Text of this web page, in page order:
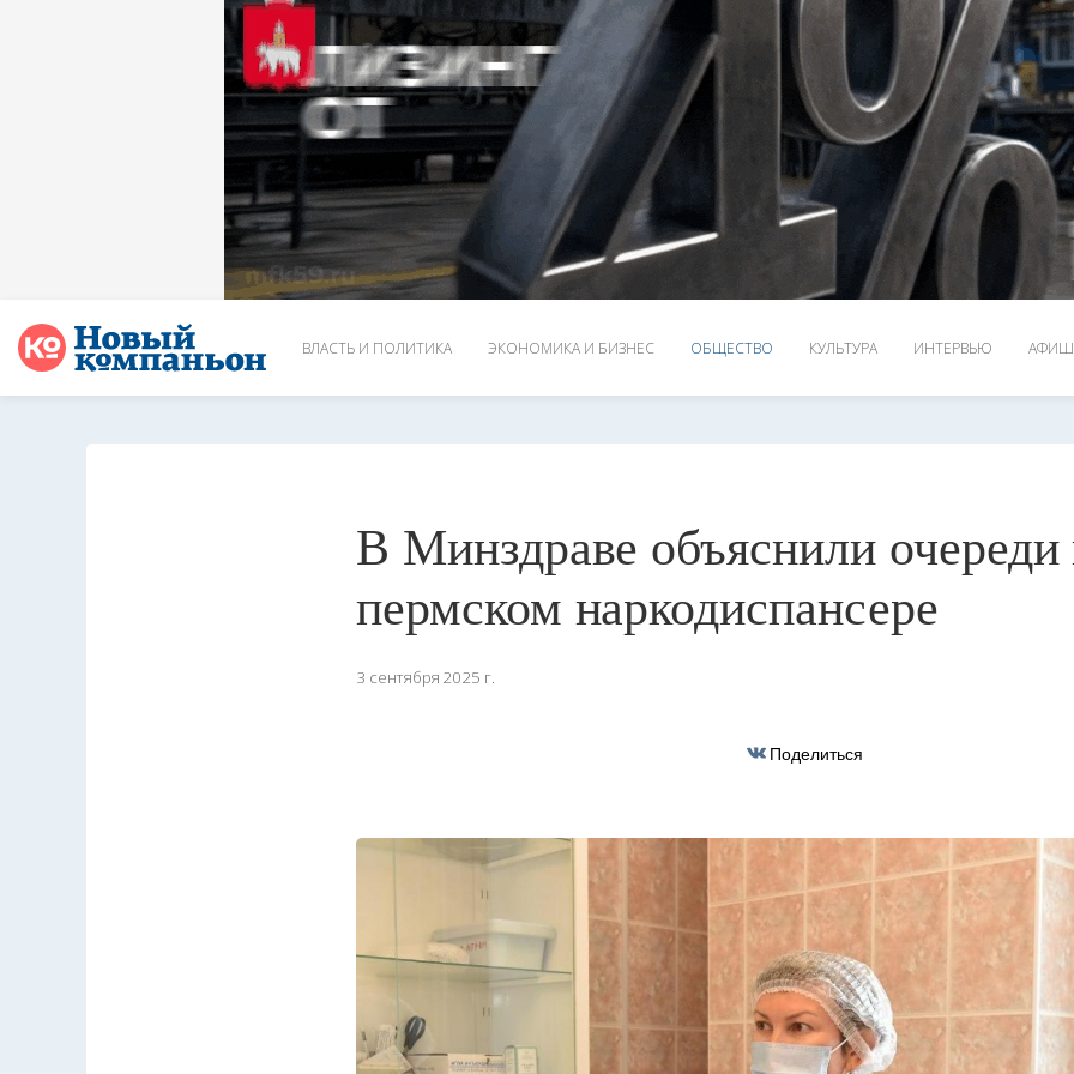
ВЛАСТЬ И ПОЛИТИКА ЭКОНОМИКА И БИЗНЕС ОБЩЕСТВО КУЛЬТУРА ИНТЕРВЬЮ
В Минздраве объяснили очереди
пермском наркодиспансере
3 сентября 2025 г.
Поделиться